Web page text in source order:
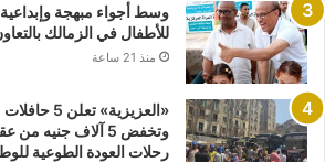
وسط أجواء مبهجة
للأطفال في الزمالك
منذ 21 ساعة
«العزيزية»
وتخفض 5 آلاف جنيه
رحلات العودة الطوعية